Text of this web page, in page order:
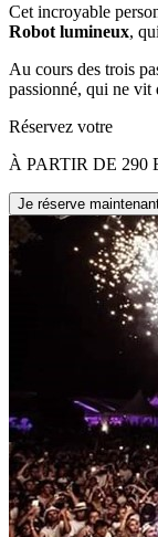
Cet incroyable
Robot lumineux,
Au cours des trois
passionné, qui ne vit
Réservez votre
À PARTIR DE 290